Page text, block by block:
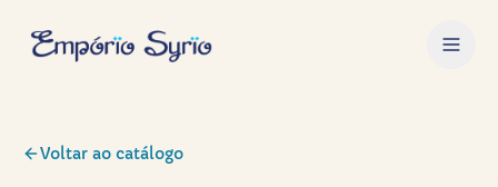
Voltar ao catálogo